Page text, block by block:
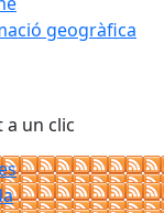
geogràfica
a un clic